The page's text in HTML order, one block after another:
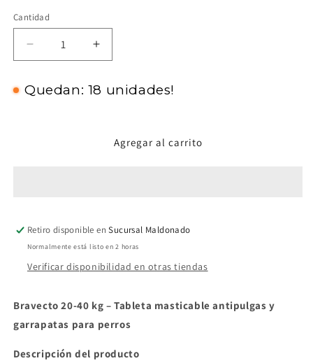
Cantidad
Reducir
cantidad
Bravecto
Aumentar
cantidad
Bravecto
Quedan: 18 unidades!
Agregar al carrito
Retiro disponible enSucursal Maldonado
Normalmente está listo en 2 horas
Verificar disponibilidad en otras tiendas
Bravecto 20-40 kg – Tableta masticable antipulgas y
garrapatas para perros
Descripción del producto